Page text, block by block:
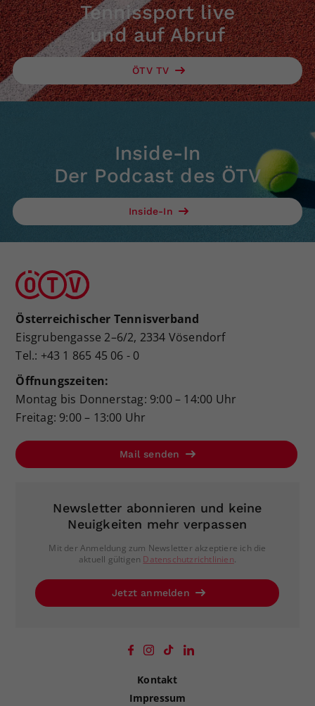
Tennissport live
und auf Abruf
ÖTV TV
Inside-In
Der Podcast des ÖTV
Inside-In
Österreichischer Tennisverband
Eisgrubengasse 2–6/2, 2334 Vösendorf
Tel.: +43 1 865 45 06 - 0
Öffnungszeiten:
Montag bis Donnerstag: 9:00 – 14:00 Uhr
Freitag: 9:00 – 13:00 Uhr
Mail senden
Newsletter abonnieren und keine
Neuigkeiten mehr verpassen
Mit der Anmeldung zum Newsletter akzeptiere ich die
aktuell gültigen Datenschutzrichtlinien.
Jetzt anmelden
Kontakt
Impressum